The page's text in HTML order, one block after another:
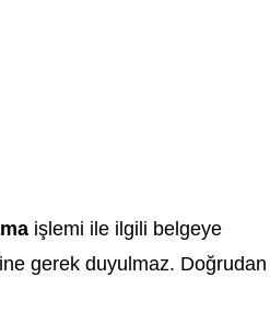
işlemi ile ilgili belgeye
gerek duyulmaz. Doğrudan